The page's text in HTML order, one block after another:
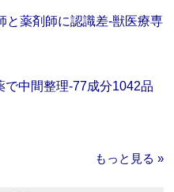
と薬剤師に認識差‐獣医療専
で中間整理‐77成分1042品
もっと見る »